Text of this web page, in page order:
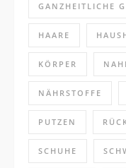
GANZHEITLICHE
HAARE
KÖRPER
NÄHRSTOFFE
PUTZEN
SCHUHE